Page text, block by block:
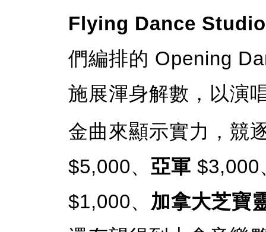
Flying Dance
們編排的 Opening
施展渾身解數，以演
金曲來顯示實力，競
$5,000、 亞軍 $3,000
$1,000、 加拿大芝寶